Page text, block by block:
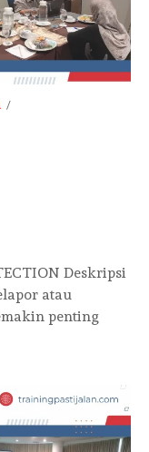
/
Deskripsi
atau
penting